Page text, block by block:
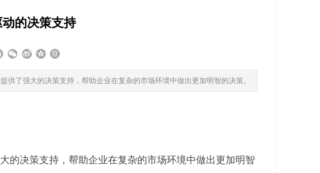
的决策支持
供了强大的决策支持，帮助企业在复杂的市场环境中做出更加明智的决策。
的决策支持，帮助企业在复杂的市场环境中做出更加明智